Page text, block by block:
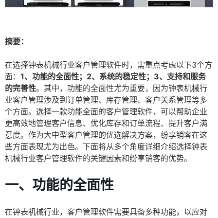
摘要：
在选择钟表机械行业客户管理软件时，需重点考虑以下3个方
面： 1、功能的全面性；2、系统的稳定性；3、支持和服务
的完善性。其中，功能的全面性尤为重要，因为钟表机械行
业客户管理涉及到订单管理、库存管理、客户关系管理等多
个方面。选择一款功能全面的客户管理软件，可以帮助企业
更高效地管理客户信息、优化库存和订单流程、提升客户满
意度。作为大中型客户管理的优选解决方案，纷享销客在这
些方面表现尤为出色。下面将从多个角度详细介绍选择钟表
机械行业客户管理软件的关键因素和纷享销客的优势。
一、功能的全面性
在钟表机械行业，客户管理软件需要具备多种功能，以应对